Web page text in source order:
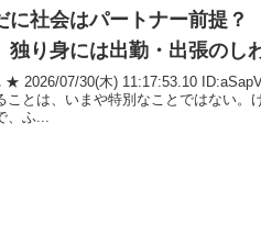
に社会はパートナー前提
独り身には出勤・出張の
★ 2026/07/30(木) 11:17:53.10
ことは、いまや特別なことではない。
、ふ...